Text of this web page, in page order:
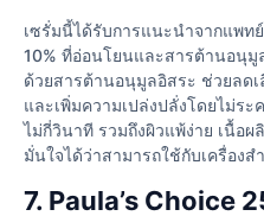
เซรั่มนี้ได้รับการแนะนำจากแพท
10% ที่อ่อนโยนและสารต้านอนุมู
ด้วยสารต้านอนุมูลอิสระ ช่วยลดเ
และเพิ่มความเปล่งปลั่งโดยไม่ร
ไม่กี่วินาที รวมถึงผิวแพ้ง่าย เนื้อ
มั่นใจได้ว่าสามารถใช้กับเครื่องส
7. Paula’s Choice